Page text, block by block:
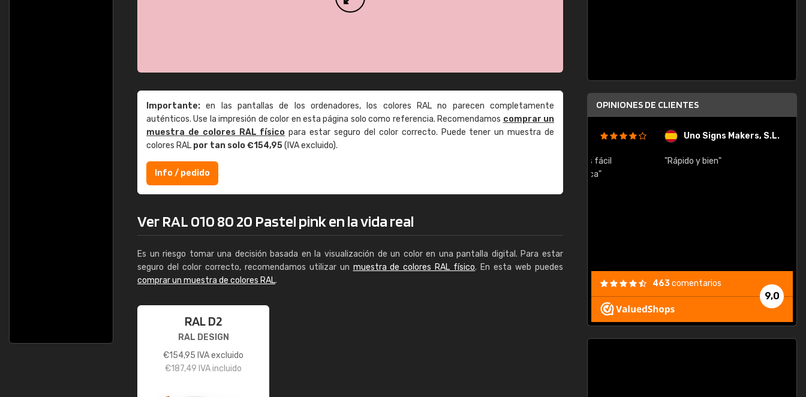
Importante: en las pantallas de los ordenadores, los colores RAL no parecen completamente
auténticos. Use la impresión de color en esta página solo como referencia. Recomendamos comprar un
muestra de colores RAL físico para estar seguro del color correcto. Puede tener un muestra de
colores RAL por tan solo €154,95(IVA excluido).
Info / pedido
Ver RAL 010 80 20 Pastel pink en la vida real
Es un riesgo tomar una decisión basada en la visualización de un color en una pantalla digital. Para estar
seguro del color correcto, recomendamos utilizar un muestra de colores RAL físico. En esta web puedes
comprar un muestra de colores RAL.
RAL D2
RAL DESIGN
€154,95 IVA excluido
€187,49 IVA incluido
OPINIONES DE CLIENTES
Enrique Uno Signs Makers, S.L.
"Rápido y bien"
9,0
463comentarios